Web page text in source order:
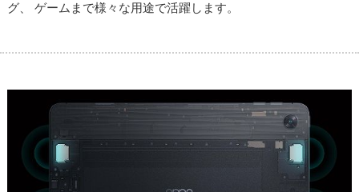
グ、 ゲームまで様々な用途で活躍します。